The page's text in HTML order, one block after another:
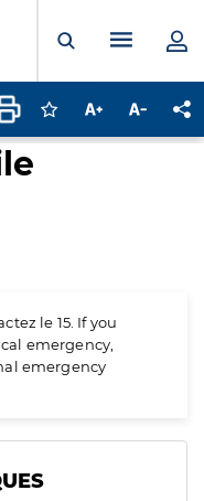
Ouvrir laMenu
Connectez-vous
Augmenter la
le 15. If you
emergency,
emergency